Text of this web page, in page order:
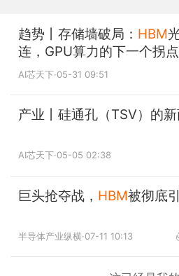
趋势丨存储墙破局： HBM
连，GPU算力的下一个拐点
AI芯天下·05-31 09:51
产业丨硅通孔（TSV）的
AI芯天下·05-05 02:38
巨头抢夺战， HBM被彻底
半导体产业纵横·07-11 10:13